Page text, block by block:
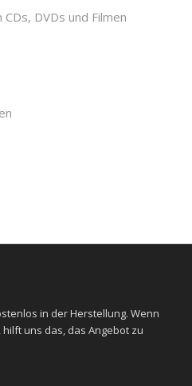
DVDs und Filmen
in der Herstellung. Wenn
uns das, das Angebot zu